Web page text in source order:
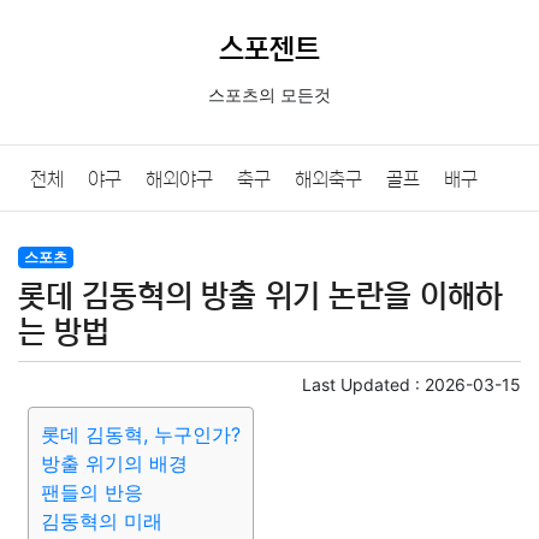
스포젠트
스포츠의 모든것
전체 야구 해외야구 축구 해외축구 골프 배구
농구
스포츠
롯데 김동혁의 방출 위기 논란을 이해하
는 방법
Last Updated : 2026-03-15
롯데 김동혁, 누구인가?
방출 위기의 배경
팬들의 반응
김동혁의 미래